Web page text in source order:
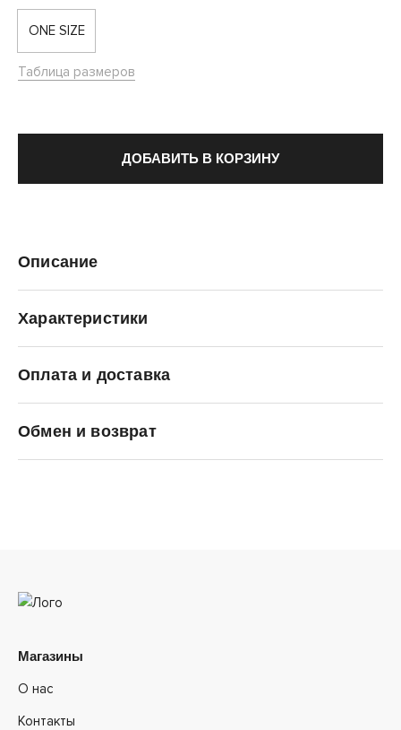
ONE SIZE
Таблица размеров
ДОБАВИТЬ В КОРЗИНУ
Описание
Характеристики
Оплата и доставка
Обмен и возврат
Магазины
О нас
Контакты